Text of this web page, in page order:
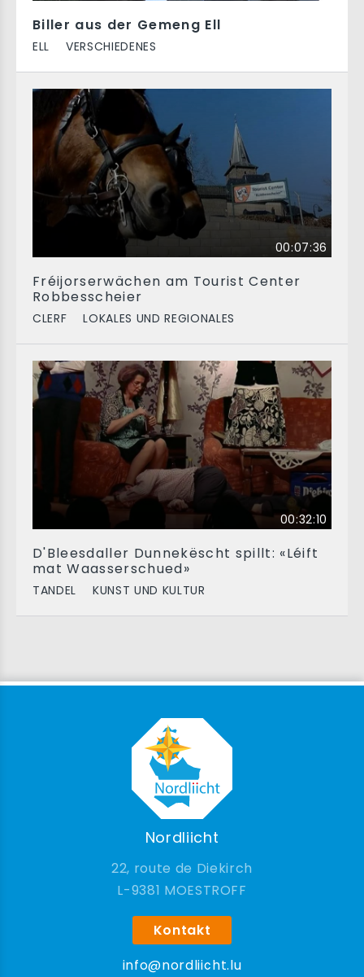
Biller aus der Gemeng Ell
ELL VERSCHIEDENES
00:07:36
Fréijorserwächen am Tourist Center
Robbesscheier
CLERF LOKALES UND REGIONALES
00:32:10
D'Bleesdaller Dunnekëscht spillt: «Léift
mat Waasserschued»
TANDEL KUNST UND KULTUR
Nordliicht
22, route de Diekirch
9381 MOESTROFF
Kontakt
info@nordliicht.lu